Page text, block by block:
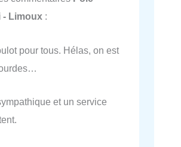
- Limoux :
pour tous. Hélas, on est
et un service